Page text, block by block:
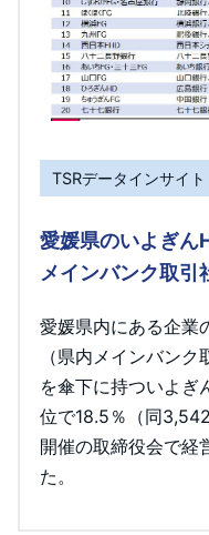
TSRデータインサイト
愛媛県のいよぎ
メインバンク取
愛媛県内にある企業
（県内メインバン
を傘下に持ついよぎ
位で18.5％（同
開催の取締役会で経
た。